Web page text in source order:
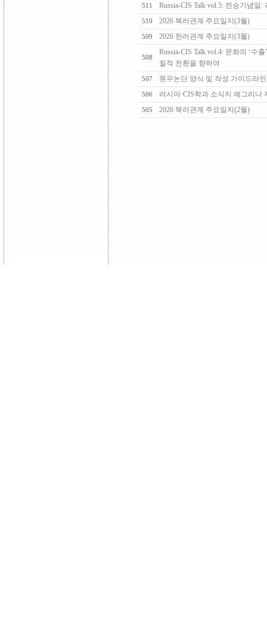
511 Russia-CIS Talk vol.5: 전승기념
510 2026 북러관계 주요일지(3월)
509 2026 한러관계 주요일지(3월)
508
Russia-CIS Talk vol.4: 문화의 ‘수
질적 전환을 향하여
507 원우논단 양식 및 작성 가이드라
506 러시아·CIS학과 소식지 예그리나
505 2026 북러관계 주요일지(2월)